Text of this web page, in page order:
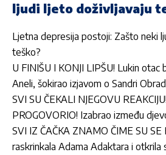
ljudi ljeto doživljavaju
Ljetna depresija postoji: Zašto neki
teško?
U FINIŠU I KONJI LIPŠU! Lukin otac
Aneli, šokirao izjavom o Sandri
SVI SU ČEKALI NJEGOVU
PROGOVORIO! Izabrao između
SVI IZ ČAČKA ZNAMO ČIME SU
raskrinkala Adama Adaktara i otkrila